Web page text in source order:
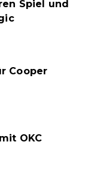
Spiel und
Cooper
OKC